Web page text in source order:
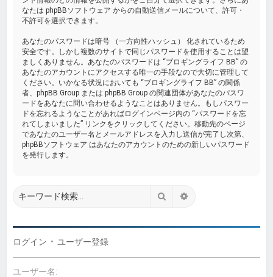
なたは phpBBソフトウェア からの自動送信メールについて、許可・
不許可を選択できます。
あなたのパスワードは暗号 （一方向性ハッシュ） 化されているため
安全です。しかし複数のサイトで同じパスワードを使用することは望
ましくありません。あなたのパスワードは “ブロギングライフ BB” の
あなたのアカウントにアクセスする唯一の手段なので大切に管理して
ください。いかなる状況においても “ブロギングライフ BB” の関係
者、phpBB Group または phpBB Group の関連団体があなたのパスワ
ードをあなたに問い合わせるようなことはありません。もしパスワー
ドを忘れるようなことがあればログインページ内の “パスワードを忘
れてしまいました” リンクをクリックしてください。移動先のページ
であなたのユーザー名とメールアドレスを入力し送信が完了し次第、
phpBBソフトウェア はあなたのアカウントのための新しいパスワード
を発行します。
検索
ログイン • ユーザー登録
ユーザー名: